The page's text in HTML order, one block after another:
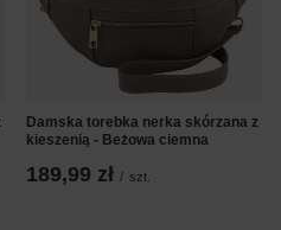
Damska torebka nerka skórzana z
kieszenią - Beżowa ciemna
189,99 zł / szt.